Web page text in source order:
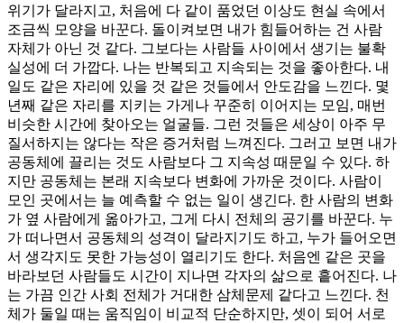
위기가 달라지고, 처음에 다 같이 품었던 이상도 현실 속에서
조금씩 모양을 바꾼다. 돌이켜보면 내가 힘들어하는 건 사람
자체가 아닌 것 같다. 그보다는 사람들 사이에서 생기는 불확
실성에 더 가깝다. 나는 반복되고 지속되는 것을 좋아한다. 내
일도 같은 자리에 있을 것 같은 것들에서 안도감을 느낀다. 몇
년째 같은 자리를 지키는 가게나 꾸준히 이어지는 모임, 매번
비슷한 시간에 찾아오는 얼굴들. 그런 것들은 세상이 아주 무
질서하지는 않다는 작은 증거처럼 느껴진다. 그러고 보면 내가
공동체에 끌리는 것도 사람보다 그 지속성 때문일 수 있다. 하
지만 공동체는 본래 지속보다 변화에 가까운 것이다. 사람이
모인 곳에서는 늘 예측할 수 없는 일이 생긴다. 한 사람의 변화
가 옆 사람에게 옮아가고, 그게 다시 전체의 공기를 바꾼다. 누
가 떠나면서 공동체의 성격이 달라지기도 하고, 누가 들어오면
서 생각지도 못한 가능성이 열리기도 한다. 처음엔 같은 곳을
바라보던 사람들도 시간이 지나면 각자의 삶으로 흩어진다. 나
는 가끔 인간 사회 전체가 거대한 삼체문제 같다고 느낀다. 천
체가 둘일 때는 움직임이 비교적 단순하지만, 셋이 되어 서로